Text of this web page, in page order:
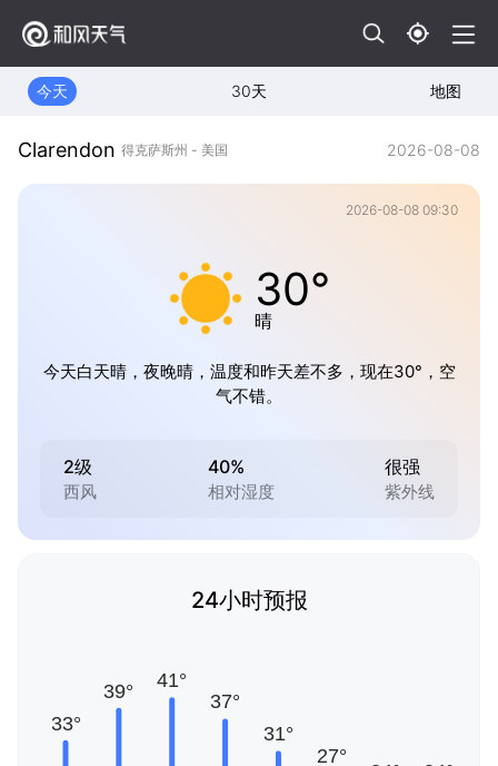
今天 30天 地图
Clarendon 得克萨斯州 - 美国 2026-08-08
2026-08-08 09:30
30°
晴
今天白天晴，夜晚晴，温度和昨天差不多，现在30°，空
气不错。
2级
西风
40%
相对湿度
很强
紫外线
24小时预报